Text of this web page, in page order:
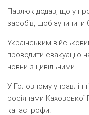
Павлюк додав, що у
засобів, щоб зупинити
Українським
проводити евакуацію
човни з цивільними.
У Головному
росіянами Каховської
катастрофи.